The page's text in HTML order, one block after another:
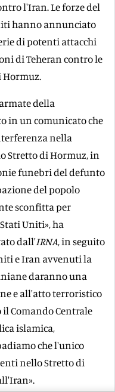
l'Iran. Le forze del
hanno annunciato
di potenti attacchi
di Teheran contro le
della
in un comunicato che
nella
Stretto di Hormuz, in
funebri del defunto
del popolo
sconfitta per
Uniti», ha
dall'IRNA, in seguito
e Iran avvenuti la
daranno una
e all'atto terroristico
Comando Centrale
islamica,
che l'unico
nello Stretto di